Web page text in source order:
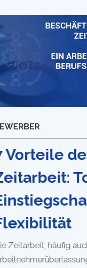
der
Top
häufig auch